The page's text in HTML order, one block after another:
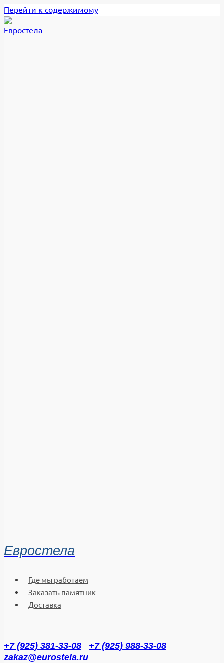
Перейти к содержимому
Евростела
Где мы работаем
Заказать памятник
Доставка
+7 (925) 381-33-08
+7 (925) 988-33-08
zakaz@eurostela.ru